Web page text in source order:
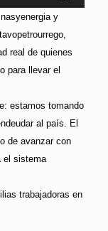
y
real de quienes
para llevar el
estamos tomando
al país. El
de avanzar con
el sistema
trabajadoras en